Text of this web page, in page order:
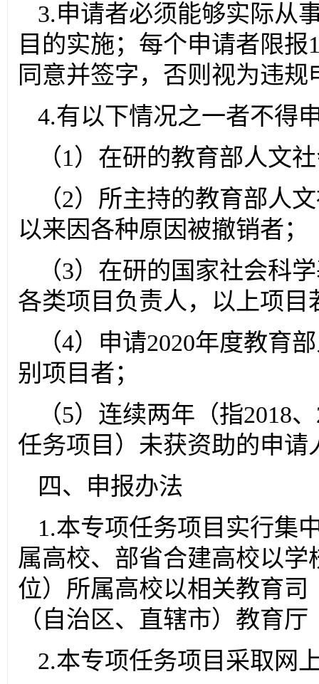
3.申请者必须能够实际从
目的实施；每个申请者限
同意并签字，否则视为违规
4.有以下情况之一者不得
（1）在研的教育部人文
（2）所主持的教育部人
以来因各种原因被撤销者；
（3）在研的国家社会科
各类项目负责人，以上项
（4）申请2020年度教育
别项目者；
（5）连续两年（指2018
任务项目）未获资助的申请
四、申报办法
1.本专项任务项目实行集
属高校、部省合建高校以
位）所属高校以相关教育
（自治区、直辖市）教育
2.本专项任务项目采取网